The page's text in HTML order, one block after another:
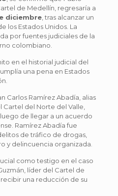
de Medellín, regresaría a
diciembre, tras alcanzar un
los Estados Unidos. La
por fuentes judiciales de la
colombiano.
en el historial judicial del
una pena en Estados
Carlos Ramírez Abadía, alias
Cartel del Norte del Valle,
de llegar a un acuerdo
Ramírez Abadía fue
de tráfico de drogas,
y delincuencia organizada.
como testigo en el caso
líder del Cartel de
una reducción de su